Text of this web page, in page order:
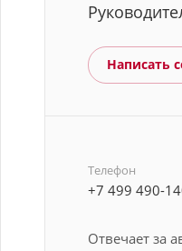
Написать
Телефон
+7 499 490-
Отвечает за